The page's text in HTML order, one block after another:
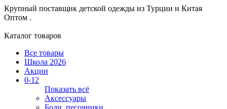
Крупный поставщик детской одежды из Турции и Китая
Оптом .
Каталог товаров
Все товары
Школа 2026
Акции
0-12
Показать всё
Аксессуары
Боди, песочники